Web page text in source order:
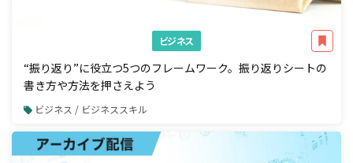
ビジネス
“振り返り”に役立つ5つのフレームワーク。振り返りシートの
書き方や方法を押さえよう
ビジネス / ビジネススキル